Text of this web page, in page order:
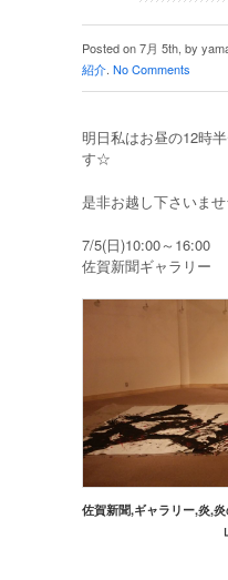
Posted on 7月 5th, by
紹介. No Comments
明日私はお昼の12時
す☆
是非お越し下さいま
7/5(日)10:00～16:00
佐賀新聞ギャラリー
佐賀新聞,ギャラリー,炎,